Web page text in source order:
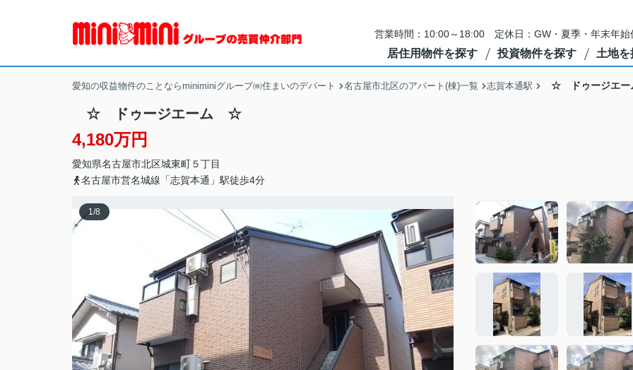
営業時間：10:00～18:00 定休日：GW・夏季・年末年始
居住用物件を探す 投資物件を探す 土地を
愛知の収益物件のことならminiminiグループ㈱住まいのデパート 名古屋市北区のアパート(棟)一覧 志賀本通駅 ☆ ドゥージエ
☆ ドゥージエーム ☆
4,180万円
愛知県名古屋市北区城東町５丁目
名古屋市営名城線「志賀本通」駅徒歩4分
1/8